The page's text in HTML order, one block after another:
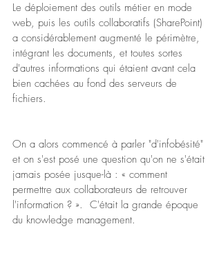
Le déploiement des outils métier en mode
web, puis les outils collaboratifs (SharePoint)
a considérablement augmenté le périmètre,
intégrant les documents, et toutes sortes
d'autres informations qui étaient avant cela
bien cachées au fond des serveurs de
fichiers.
On a alors commencé à parler "d'infobésité"
et on s'est posé une question qu'on ne s'était
jamais posée jusque-là : « comment
permettre aux collaborateurs de retrouver
l'information ? ».  C'était la grande époque
du knowledge management.